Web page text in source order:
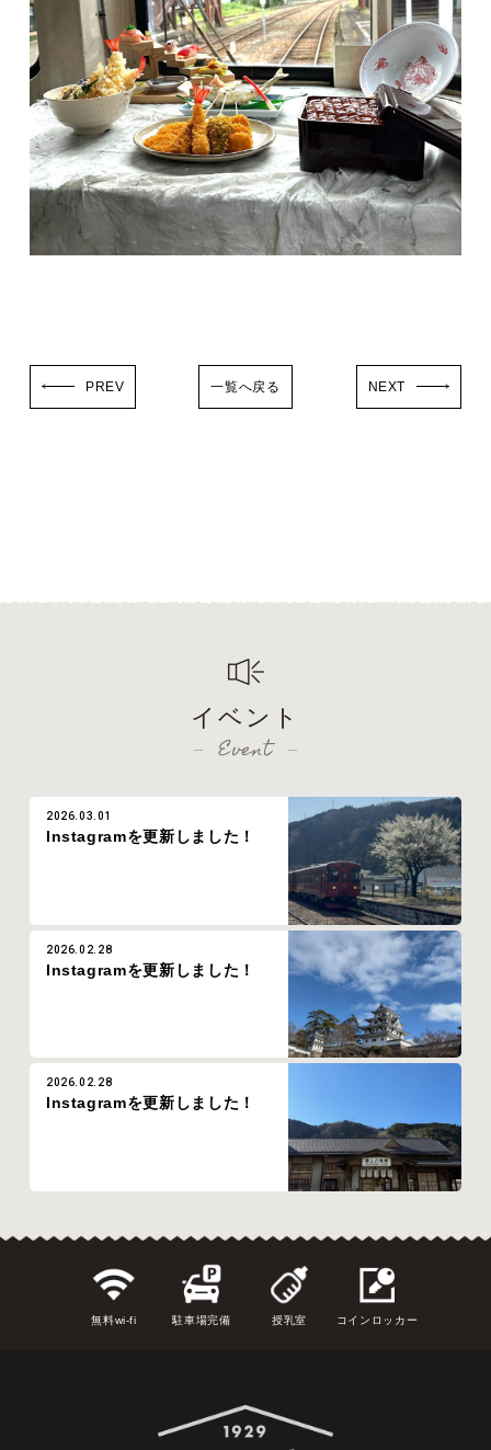
NEXT
一覧へ戻る
PREV
イベント
Event
2026.03.01
Instagramを更新しました！
2026.02.28
Instagramを更新しました！
2026.02.28
Instagramを更新しました！
無料wi-fi 駐車場完備 授乳室 コインロッカー